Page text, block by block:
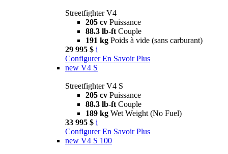
Streetfighter V4
205 cv Puissance
88.3 lb-ft Couple
191 kg Poids à vide (sans carburant)
29 995 $ i
Configurer En Savoir Plus
new V4 S
Streetfighter V4 S
205 cv Puissance
88.3 lb-ft Couple
189 kg Wet Weight (No Fuel)
33 995 $ i
Configurer En Savoir Plus
new V4 S 100